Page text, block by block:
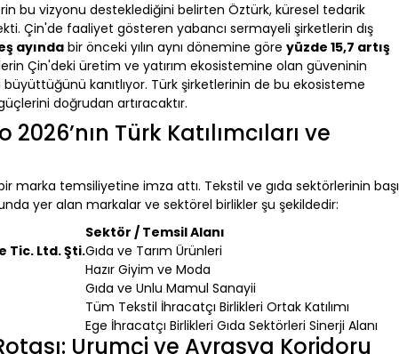
bu vizyonu desteklediğini belirten Öztürk, küresel tedarik
Çin'de faaliyet gösteren yabancı sermayeli şirketlerin dış
ayında bir önceki yılın aynı dönemine göre yüzde 15,7 artış
Çin'deki üretim ve yatırım ekosistemine olan güveninin
kanıtlıyor. Türk şirketlerinin de bu ekosisteme
doğrudan artıracaktır.
Türk Katılımcıları ve
marka temsiliyetine imza attı. Tekstil ve gıda sektörlerinin başı
yer alan markalar ve sektörel birlikler şu şekildedir:
Sektör / Temsil Alanı
Tic. Ltd. Şti.Gıda ve Tarım Ürünleri
Hazır Giyim ve Moda
Gıda ve Unlu Mamul Sanayii
Tüm Tekstil İhracatçı Birlikleri Ortak Katılımı
Ege İhracatçı Birlikleri Gıda Sektörleri Sinerji Alanı
Urumçi ve Avrasya Koridoru